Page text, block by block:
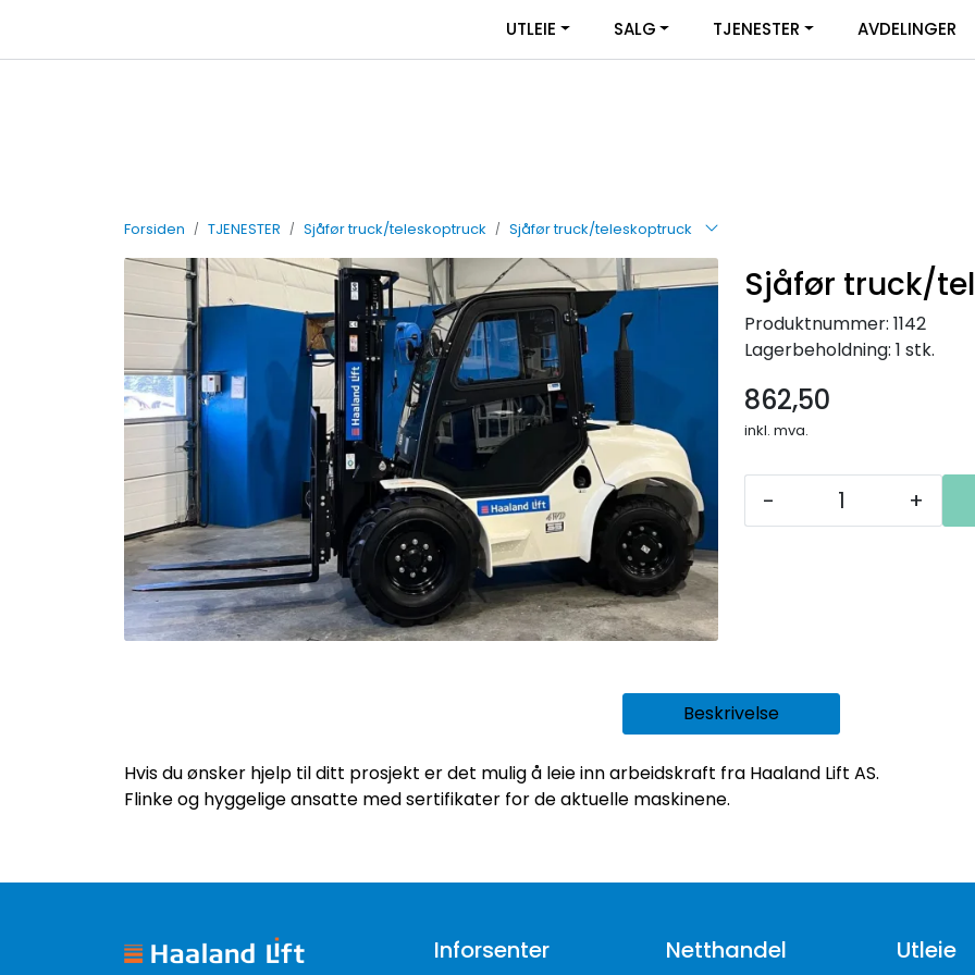
UTLEIE SALG TJENESTER AVDELINGER
Forsiden TJENESTER Sjåfør truck/teleskoptruck Sjåfør truck/teleskoptruck
Sjåfør truck/
Produktnummer: 1142
Lagerbeholdning: 1 stk.
862,50
inkl. mva.
- +
Beskrivelse
Hvis du ønsker hjelp til ditt prosjekt er det mulig å leie inn arbeidskraft fra Haaland Lift AS.
Flinke og hyggelige ansatte med sertifikater for de aktuelle maskinene.
Inforsenter Netthandel Utleie